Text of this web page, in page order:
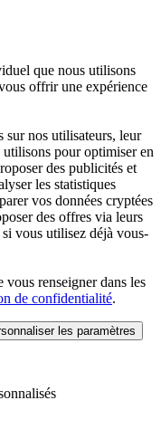
que nous utilisons
offrir une expérience
sur nos utilisateurs, leur
pour optimiser en
des publicités et
les statistiques
vos données cryptées
des offres via leurs
vous utilisez déjà vous-
renseigner dans les
de confidentialité.
les paramètres